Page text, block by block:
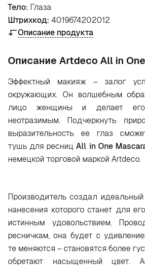
Тело: Глаза
Штрихкод: 4019674202012
Описание продукта
Oписание Artdeco All in
Эффектный макияж – залог
окружающих. Он волшебным
лицо женщины и делает его
неотразимым. Подчеркнуть
выразительность ее глаз
тушь для ресницAll in One
немецкой торговой маркой Artdeco.
Производитель создал идеальный
нанесения которого станет для
истинным удовольствием.
ресничкам, она будет с
те меняются – становятся более
обретают насыщенный цвет.